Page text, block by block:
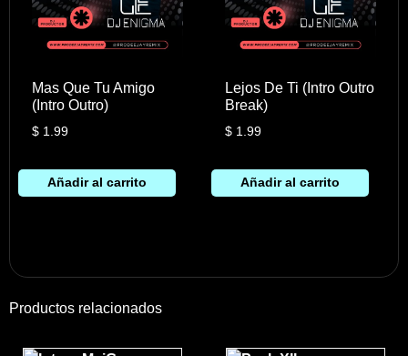
Mas Que Tu Amigo
(Intro Outro)
$1.99
Añadir al carrito
Lejos De Ti (Intro Outro
Break)
$ 1.99
Añadir al carrito
Productos relacionados